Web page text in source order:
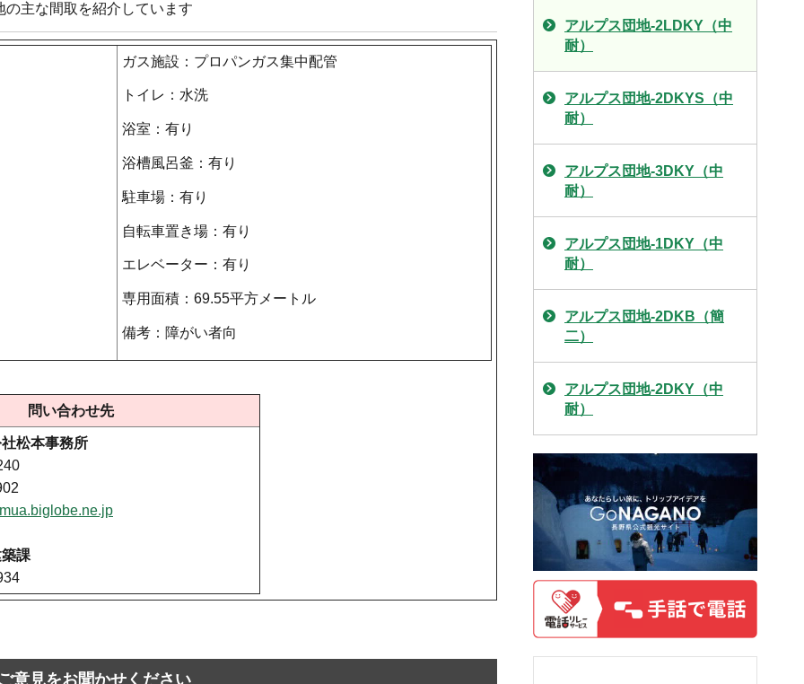
の主な間取を紹介しています
ガス施設：プロパンガス集中配管
トイレ：水洗
浴室：有り
浴槽風呂釜：有り
駐車場：有り
自転車置き場：有り
エレベーター：有り
専用面積：69.55平方メートル
備考：障がい者向
問い合わせ先
松本事務所
課
意見をお聞かせください
アルプス団地-2LDKY（中
耐）
アルプス団地-2DKYS（中
耐）
アルプス団地-3DKY（中
耐）
アルプス団地-1DKY（中
耐）
アルプス団地-2DKB（簡
二）
アルプス団地-2DKY（中
耐）